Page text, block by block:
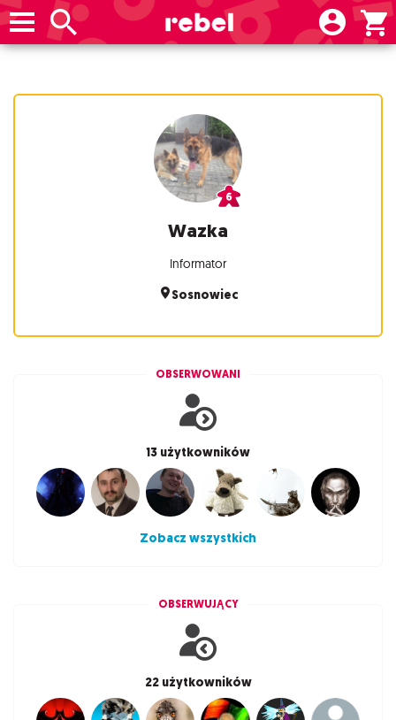
Wazka
Informator
Sosnowiec
OBSERWOWANI
13 użytkowników
Zobacz wszystkich
OBSERWUJĄCY
22 użytkowników